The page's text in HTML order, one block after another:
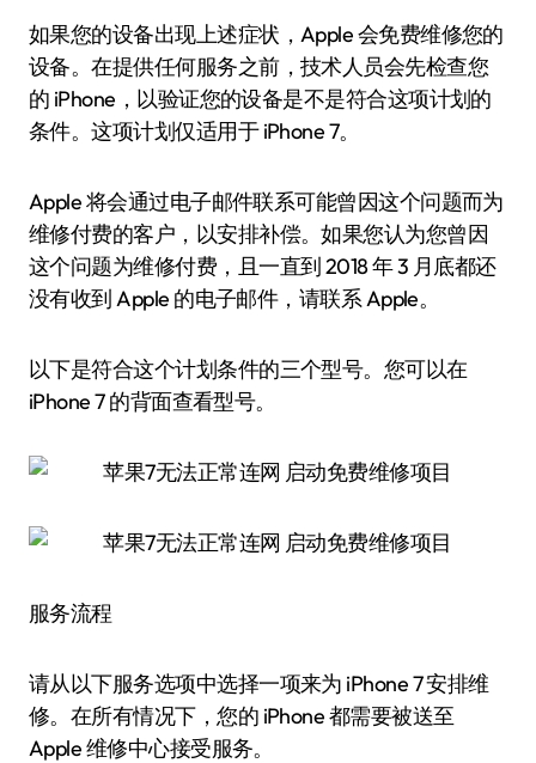
如果您的设备出现上述症状，Apple 会免费维修您的
设备。在提供任何服务之前，技术人员会先检查您
的 iPhone，以验证您的设备是不是符合这项计划的
条件。这项计划仅适用于 iPhone 7。
Apple 将会通过电子邮件联系可能曾因这个问题而为
维修付费的客户，以安排补偿。如果您认为您曾因
这个问题为维修付费，且一直到 2018 年 3 月底都还
没有收到 Apple 的电子邮件，请联系 Apple。
以下是符合这个计划条件的三个型号。您可以在
iPhone 7 的背面查看型号。
服务流程
请从以下服务选项中选择一项来为 iPhone 7 安排维
修。在所有情况下，您的 iPhone 都需要被送至
Apple 维修中心接受服务。